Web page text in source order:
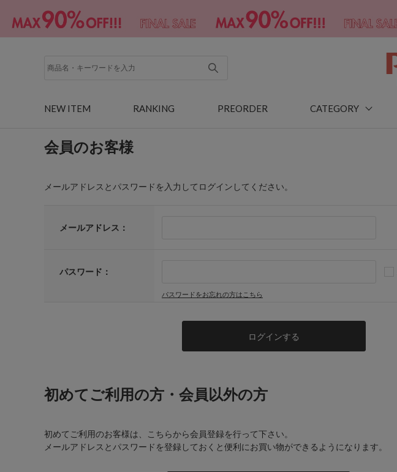
NEW ITEM RANKING PREORDER CATEGORY
会員のお客様
メールアドレスとパスワードを入力してログインしてください。
メールアドレス：
パスワード：
パスワードをお忘れの方はこちら
初めてご利用の方・会員以外の方
初めてご利用のお客様は、こちらから会員登録を行って下さい。
メールアドレスとパスワードを登録しておくと便利にお買い物ができるようになります。